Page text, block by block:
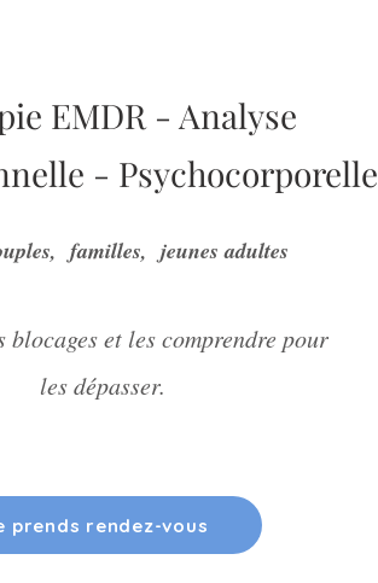
EMDR - Analyse
- Psychocorporelle
prends rendez-vous
blocages et les comprendre pour
les dépasser.
familles, jeunes adultes